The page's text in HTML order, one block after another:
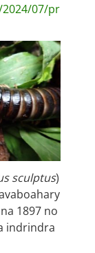
07/pr
sculptus)
1897 no
indrindra